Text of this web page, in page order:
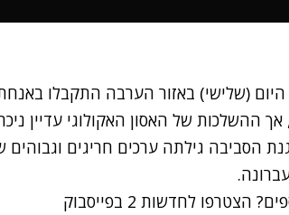
(שלישי) באזור הערבה התקבלו
אך ההשלכות של האסון האקולוגי עדיין
הסביבה גילתה ערכים חריגים וגבוהים
לחדשות 2 בפייסבוק